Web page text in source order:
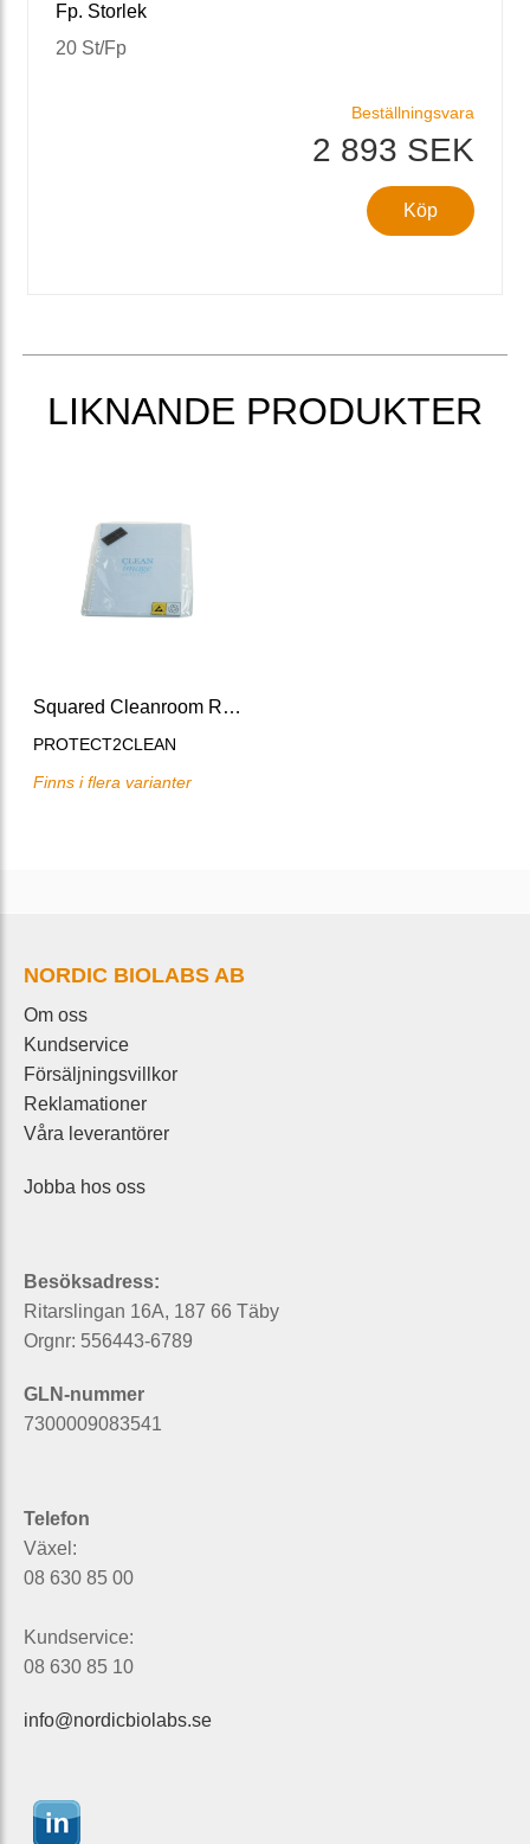
Fp. Storlek
20 St/Fp
Beställningsvara
2 893 SEK
Köp
LIKNANDE PRODUKTER
Squared Cleanroom Ring Binder
PROTECT2CLEAN
Finns i flera varianter
NORDIC BIOLABS AB
Om oss
Kundservice
Försäljningsvillkor
Reklamationer
Våra leverantörer
Jobba hos oss
Besöksadress:
Ritarslingan 16A, 187 66 Täby
Orgnr: 556443-6789
GLN-nummer
7300009083541
Telefon
Växel:
08 630 85 00
Kundservice:
08 630 85 10
info@nordicbiolabs.se